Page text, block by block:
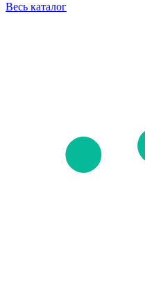
Весь каталог